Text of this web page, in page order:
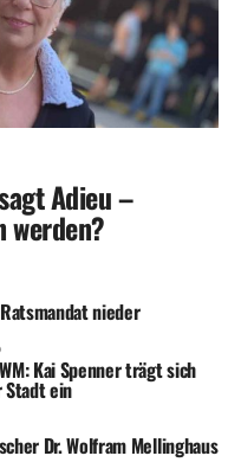
Adieu –
werden?
nieder
Kai Spenner trägt sich
Stadt ein
Dr. Wolfram Mellinghaus